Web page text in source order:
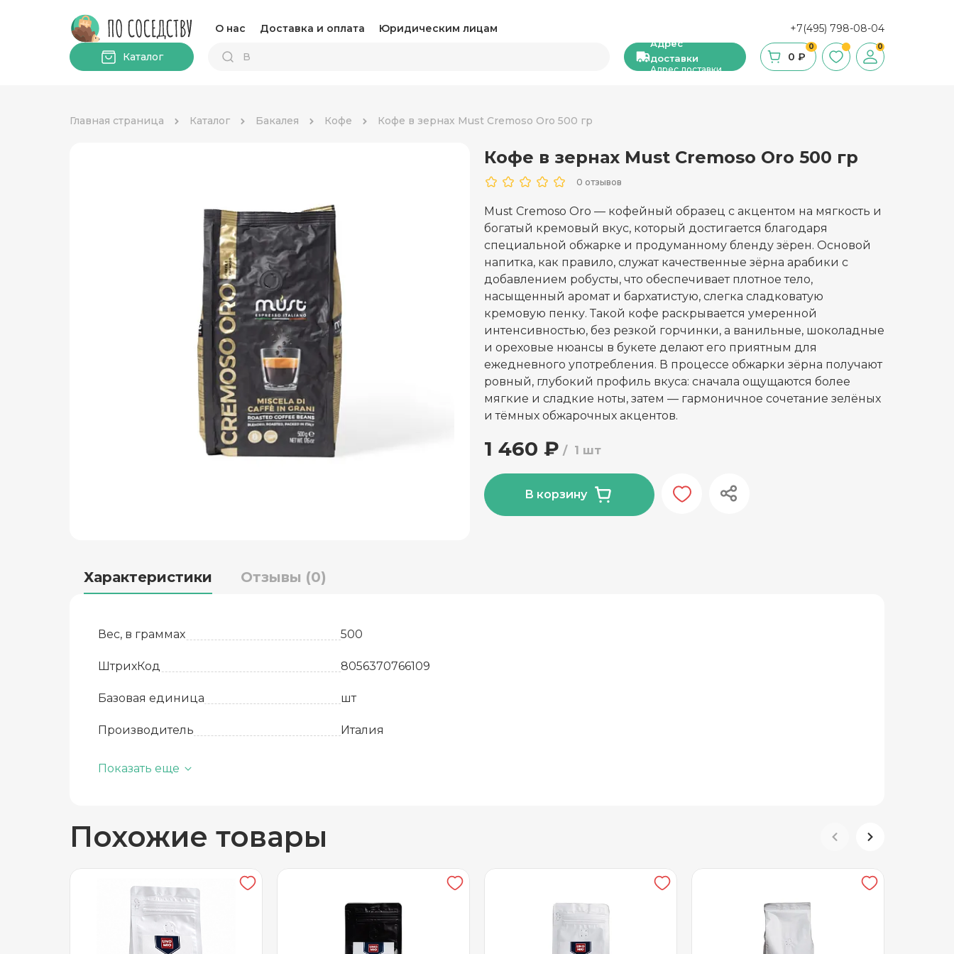
О нас Доставка и оплата Юридическим лицам +7(495) 798-08-04
Адрес
доставки
Адрес доставки
0
0 ₽
0
Каталог
Главная страница Каталог Бакалея Кофе Кофе в зернах Must Cremoso Oro 500 гр
Кофе в зернах Must Cremoso Oro 500 гр
0 отзывов
Must Cremoso Oro — кофейный образец с акцентом на мягкость и
богатый кремовый вкус, который достигается благодаря
специальной обжарке и продуманному бленду зёрен. Основой
напитка, как правило, служат качественные зёрна арабики с
добавлением робусты, что обеспечивает плотное тело,
насыщенный аромат и бархатистую, слегка сладковатую
кремовую пенку. Такой кофе раскрывается умеренной
интенсивностью, без резкой горчинки, а ванильные, шоколадные
и ореховые нюансы в букете делают его приятным для
ежедневного употребления. В процессе обжарки зёрна получают
ровный, глубокий профиль вкуса: сначала ощущаются более
мягкие и сладкие ноты, затем — гармоничное сочетание зелёных
и тёмных обжарочных акцентов.
1 шт
1 460 ₽
В корзину
Характеристики Отзывы (0)
Вес, в граммах 500
ШтрихКод 8056370766109
Базовая единица шт
Производитель Италия
Количество в упаковке
Температура хранения
Вид упаковки Вакуумная упаковка
Показать еще
Похожие товары
Бакалея
Какао и горячий шоколад Каши, сухие завтраки, мюсли
Кофе
Крупы, паста и макароны Мука и ингредиенты для выпечки
Растительное масло
Соус и уксус
Чай